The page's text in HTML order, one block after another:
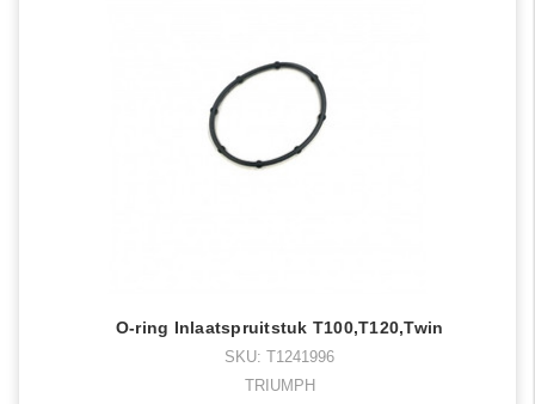
O-ring Inlaatspruitstuk T100,T120,Twin
SKU: T1241996
TRIUMPH